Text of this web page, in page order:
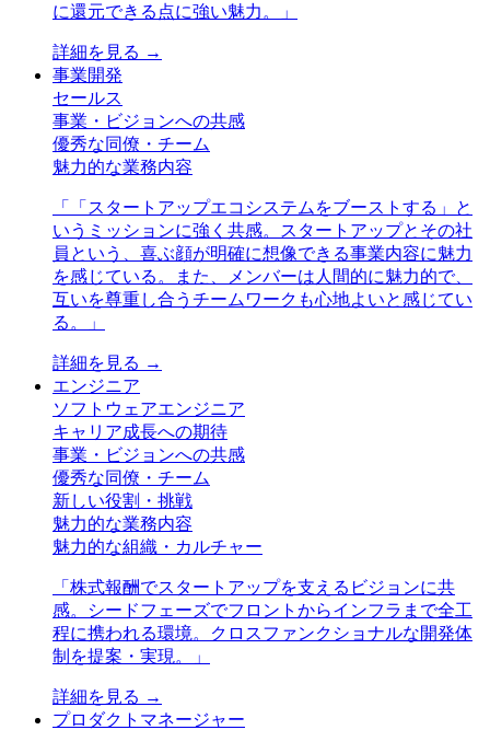
に還元できる点に強い魅力。
」
詳細を見る →
事業開発
セールス
事業・ビジョンへの共感
優秀な同僚・チーム
魅力的な業務内容
「
「スタートアップエコシステムをブーストする」と
いうミッションに強く共感。スタートアップとその社
員という、喜ぶ顔が明確に想像できる事業内容に魅力
を感じている。また、メンバーは人間的に魅力的で、
互いを尊重し合うチームワークも心地よいと感じてい
る。
」
詳細を見る →
エンジニア
ソフトウェアエンジニア
キャリア成長への期待
事業・ビジョンへの共感
優秀な同僚・チーム
新しい役割・挑戦
魅力的な業務内容
魅力的な組織・カルチャー
「 株式報酬でスタートアップを支えるビジョンに共
感。シードフェーズでフロントからインフラまで全工
程に携われる環境。クロスファンクショナルな開発体
制を提案・実現。
」
詳細を見る →
プロダクトマネージャー